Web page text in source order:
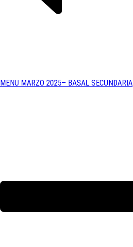
MENU MARZO 2025– BASAL SECUNDARIA